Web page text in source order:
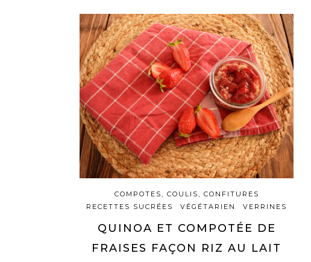
COMPOTES, COULIS, CONFITURES
RECETTES SUCRÉES
VÉGÉTARIEN VERRINES
QUINOA ET COMPOTÉE DE
FRAISES FAÇON RIZ AU LAIT